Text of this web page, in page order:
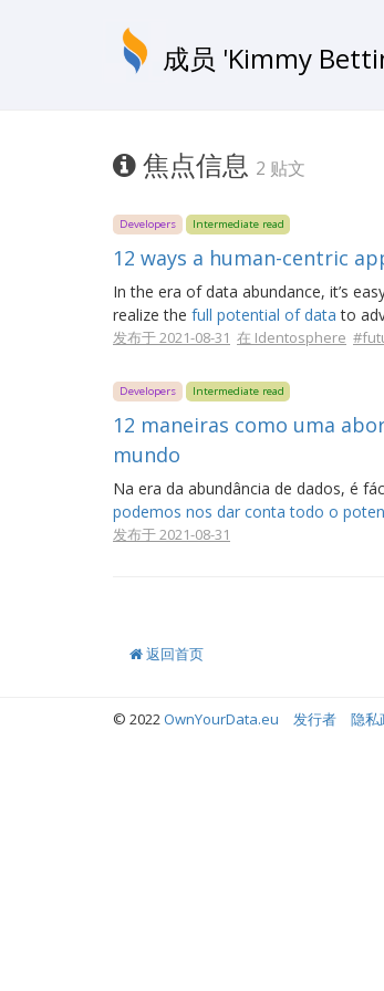
成员 'Kimmy
焦点信息 2 贴文
Developers Intermediate read
12 ways a human-centric
In the era of data abundance, it’s
realize the full potential of data to
发布于 2021-08-31 在 Identosphere
Developers Intermediate read
12 maneiras como uma
mundo
Na era da abundância de dados, é
podemos nos dar conta todo o
发布于 2021-08-31
返回首页
© 2022OwnYourData.eu 发行者 隐私